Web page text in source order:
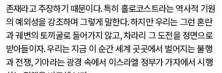
존재라고 주장하기 때문이다.특히 홀로코스트라는 역사적 기원
의 예외성을 강조하며 그렇게 말한다.하지만 우리는 그런 혼란
과 궤변의 토끼굴로 들어가지 않고,차라리 그 도전을 정면으로
받아들이자.우리는 지금 이 순간 세계 곳곳에서 벌어지는 불행
과 전쟁,기아라는 광경 속에서 이스라엘 정부가 가자에서 시행